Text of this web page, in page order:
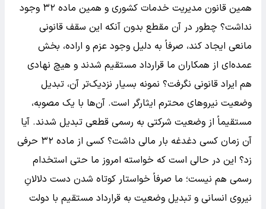
همین قانون مدیریت خدمات کشوری و همین ماده ۳۲ وجود
نداشت؟ چطور در آن مقطع بدون آنکه این سقف قانونی
مانعی ایجاد کند، صرفاً به دلیل وجود عزم و اراده، بخش
عمده‌ای از همکاران ما قرارداد مستقیم شدند و هیچ نهادی
هم ایراد قانونی نگرفت؟ نمونه بسیار نزدیک‌تر آن، تبدیل
وضعیت نیروهای محترم ایثارگر است. آن‌ها با یک مصوبه،
مستقیماً از وضعیت شرکتی به رسمی قطعی تبدیل شدند. آیا
آن زمان کسی دغدغه بار مالی داشت؟ کسی از ماده ۳۲ حرفی
زد؟ این در حالی است که خواسته امروز ما حتی استخدام
رسمی هم نیست؛ ما صرفاً خواستار کوتاه شدن دست دلالانِ
نیروی انسانی و تبدیل وضعیت به قرارداد مستقیم با دولت